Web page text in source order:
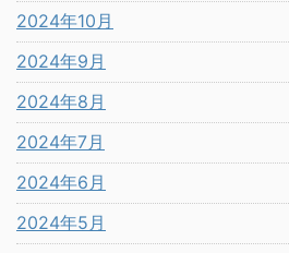
2024年10月
2024年9月
2024年8月
2024年7月
2024年6月
2024年5月